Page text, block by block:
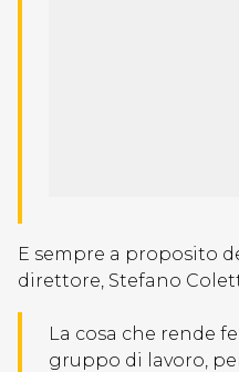
E sempre a proposito
direttore, Stefano
La cosa che rende
gruppo di lavoro,